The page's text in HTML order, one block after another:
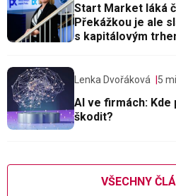
Start Market láká
Překážkou je ale
s kapitálovým
Lenka Dvořáková 5
AI ve firmách: Kde
škodit?
VŠECHNY